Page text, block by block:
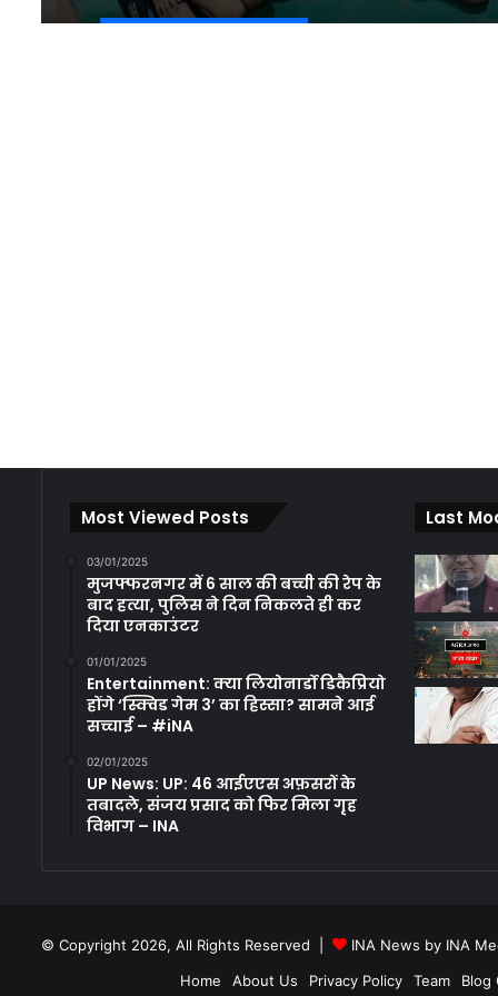
Most Viewed Posts
03/01/2025
मुजफ्फरनगर में 6 साल की बच्ची की रेप के
बाद हत्या, पुलिस ने दिन निकलते ही कर
दिया एनकाउंटर
01/01/2025
Entertainment: क्या लियोनार्डो डिकैप्रियो
होंगे ‘स्क्विड गेम 3’ का हिस्सा? सामने आई
सच्चाई – #iNA
02/01/2025
UP News: UP: 46 आईएएस अफ़सरों के
तबादले, संजय प्रसाद को फिर मिला गृह
विभाग – INA
Last
© Copyright 2026, All Rights Reserved | INA News by INA
Home
About Us Privacy Policy Team Blog